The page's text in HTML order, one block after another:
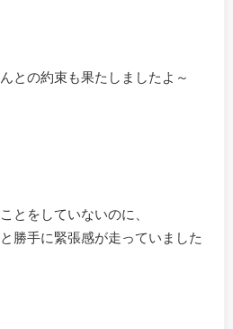
との約束も果たしましたよ～
とをしていないのに、
勝手に緊張感が走っていました